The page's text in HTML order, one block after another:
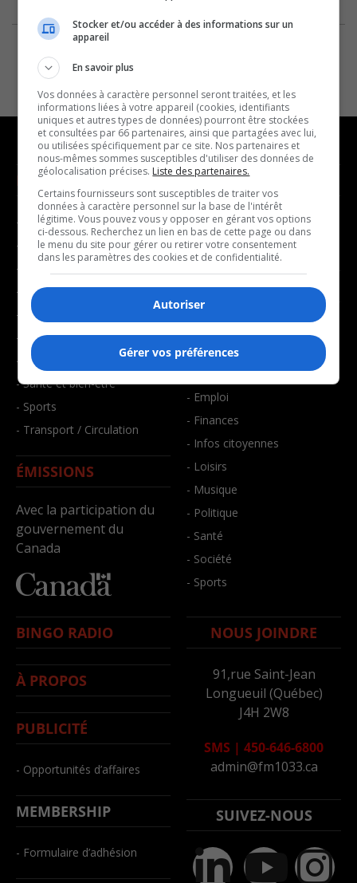
NOUVELLES
- Affaires municipales
- Communauté / Social
- Culture
- Économie
- Éducation
- Environnement
- Faits divers
- Santé et bien-être
- Sports
- Transport / Circulation
ÉMISSIONS
Avec la participation du
gouvernement du
Canada
MUSIQUE
- Décompte franco
- Joué récemment
BALADOS
- Art de vivre
- Bien-être
- Emploi
- Finances
- Infos citoyennes
- Loisirs
- Musique
- Politique
- Santé
- Société
- Sports
BINGO RADIO
À PROPOS
PUBLICITÉ
- Opportunités d’affaires
MEMBERSHIP
- Formulaire d’adhésion
NOUS JOINDRE
91,rue Saint-Jean
Longueuil (Québec)
J4H 2W8
SMS | 450-646-6800
admin@fm1033.ca
SUIVEZ-NOUS
Stocker et/ou accéder à des informations sur un
appareil
En savoir plus
Vos données à caractère personnel seront traitées, et les
informations liées à votre appareil (cookies, identifiants
uniques et autres types de données) pourront être stockées
et consultées par 66 partenaires, ainsi que partagées avec lui,
ou utilisées spécifiquement par ce site. Nos partenaires et
nous-mêmes sommes susceptibles d'utiliser des données de
géolocalisation précises. Liste des partenaires.
Certains fournisseurs sont susceptibles de traiter vos
données à caractère personnel sur la base de l'intérêt
légitime. Vous pouvez vous y opposer en gérant vos options
ci-dessous. Recherchez un lien en bas de cette page ou dans
le menu du site pour gérer ou retirer votre consentement
dans les paramètres des cookies et de confidentialité.
Autoriser
Gérer vos préférences